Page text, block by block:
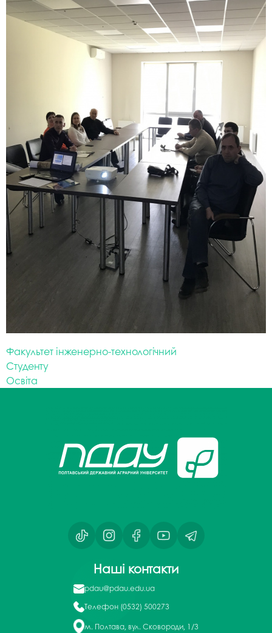
Факультет інженерно-технологічний
Студенту
Освіта
Наші контакти
pdau@pdau.edu.ua
Телефон (0532) 500273
м. Полтава, вул. Сковороди, 1/3